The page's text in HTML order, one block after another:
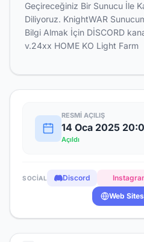
Geçireceğiniz Bir Sunucu İle
Diliyoruz. KnightWAR
Bilgi Almak İçin DİSCORD
v.24xx HOME KO Light Farm
RESMI AÇILIŞ
14 Oca 2025
Açıldı
SOCIAL Discord
Web